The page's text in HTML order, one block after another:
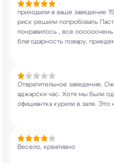
приходили в ваше заведение
риск решили попробовать
понравилось , все оооооочень
благодарность повару.
Отвратительное заведение.
аджарски час. Хотя мы были
официантка курили в зале. Это
Весело, креативно